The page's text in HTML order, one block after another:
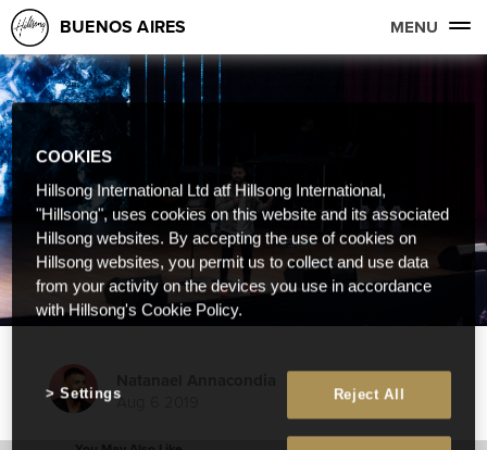
BUENOS AIRES MENU
Aug 6 2019
COOKIES
Hillsong International Ltd atf Hillsong International,
"Hillsong", uses cookies on this website and its associated
Hillsong websites. By accepting the use of cookies on
Hillsong websites, you permit us to collect and use data
from your activity on the devices you use in accordance
with Hillsong's Cookie Policy.
Reject All
Settings